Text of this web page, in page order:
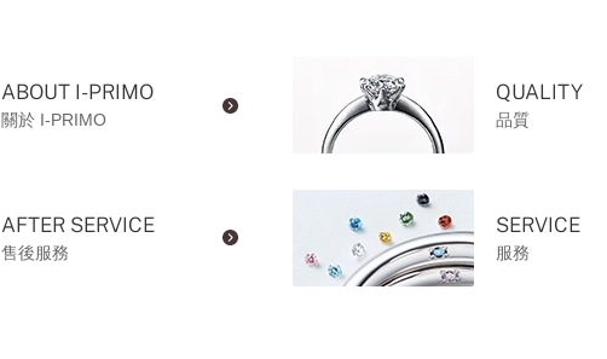
ABOUT I-PRIMO
關於 I-PRIMO
QUALITY
品質
AFTER SERVICE
售後服務
SERVICE
服務